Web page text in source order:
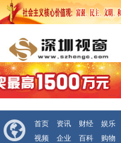
首页 资讯 财经 娱乐
视频
企业 百科 购物